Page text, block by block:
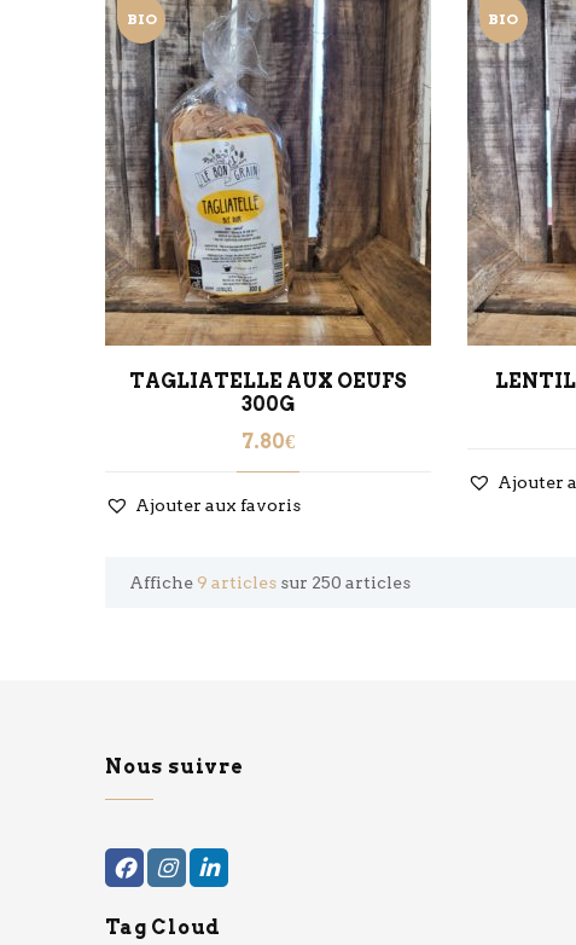
BIO
TAGLIATELLE AUX OEUFS
300G
7.80€
Ajouter aux favoris
BIO
Ajouter
Affiche9 articles sur 250 articles
Nous suivre
Tag Cloud